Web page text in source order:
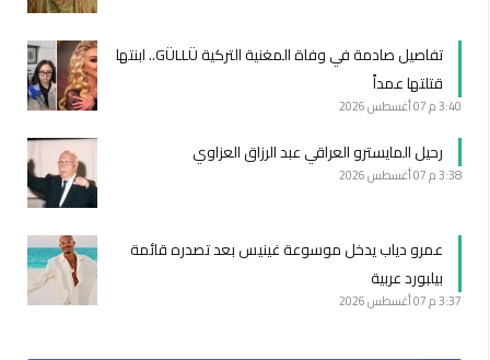
تفاصيل صادمة في وفاة المغنية التركية GÜLLÜ.. ابنتها
قتلتها عمداً
3:40 م 07 أغسطس 2026
رحيل المايسترو العراقي عبد الرزاق العزاوي
3:38 م 07 أغسطس 2026
عمرو دياب يدخل موسوعة غينيس بعد تصدره قائمة
بيلبورد عربية
3:37 م 07 أغسطس 2026